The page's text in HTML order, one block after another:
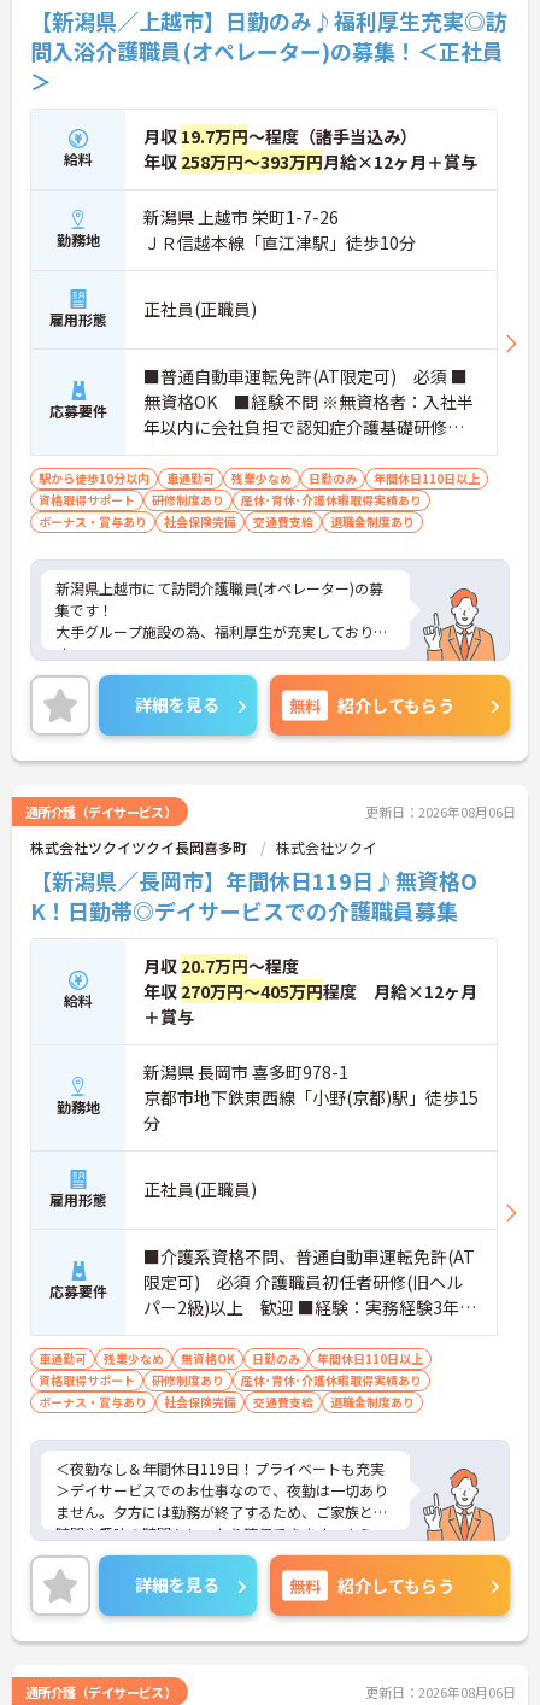
【新潟県／上越市】日勤のみ♪福利厚生充実◎訪
問入浴介護職員(オペレーター)の募集！＜正社員
＞
給料
月収 19.7万円～程度（諸手当込み）
年収 258万円～393万円月給×12ヶ月＋賞与
勤務地
新潟県 上越市 栄町1-7-26
ＪＲ信越本線「直江津駅」徒歩10分
雇用形態 正社員(正職員)
応募要件
■普通自動車運転免許(AT限定可) 必須 ■
無資格OK ■経験不問 ※無資格者：入社半
年以内に会社負担で認知症介護基礎研修受
講
駅から徒歩10分以内 車通勤可 残業少なめ 日勤のみ
年間休日110日以上
資格取得サポート
研修制度あり
産休･育休･介護休暇取得実績あり
ボーナス・賞与あり
社会保険完備 交通費支給 退職金制度あり
新潟県上越市にて訪問介護職員(オペレーター)の募
集です！
大手グループ施設の為、福利厚生が充実しておりま
す。
ヘルパー・オペレーター・看護職員の3名体制で安
心して業務ができます。日勤のみでリフレッシュ休
暇もありプライベートとの両立も可能♪
社内研修制度も充実しており、キャリアアップを目
指す方にもおすすめです。
詳細をお話いたしますので、お気軽にご相談くださ
い。
詳細を見る 無料 紹介してもらう
通所介護（デイサービス） 更新日：2026年08月06日
株式会社ツクイツクイ長岡喜多町 株式会社ツクイ
【新潟県／長岡市】年間休日119日♪無資格O
K！日勤帯◎デイサービスでの介護職員募集
給料
月収 20.7万円～程度
年収 270万円～405万円程度 月給×12ヶ月
＋賞与
勤務地
新潟県 長岡市 喜多町978-1
京都市地下鉄東西線「小野(京都)駅」徒歩15
分
雇用形態 正社員(正職員)
応募要件
■介護系資格不問、普通自動車運転免許(AT
限定可) 必須 介護職員初任者研修(旧ヘル
パー2級)以上 歓迎 ■経験：実務経験3年以
上 必須 ※無資格者：入社半年以内に会社
負担で認知症介護基礎研修受講
車通勤可 残業少なめ 無資格OK 日勤のみ
年間休日110日以上
資格取得サポート
研修制度あり
産休･育休･介護休暇取得実績あり
ボーナス・賞与あり
社会保険完備 交通費支給 退職金制度あり
＜夜勤なし＆年間休日119日！プライベートも充実
＞デイサービスでのお仕事なので、夜勤は一切あり
ません。夕方には勤務が終了するため、ご家族との
時間や趣味の時間もしっかり確保できます。さら
に、月9日のお休みに加えて「リフレッシュ休暇」
が毎月1日付与され、年間休日はたっぷり119日。無
理なく働き続けられるリズムが整っており、仕事と
プライベートのメリハリをつけて働きたい方にぴっ
たりです。
介護の経験がない方やブランクがある方も大歓迎で
詳細を見る 無料 紹介してもらう
通所介護（デイサービス） 更新日：2026年08月06日